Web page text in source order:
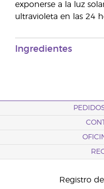
exponerse a la luz
ultravioleta en las 24
Ingredientes
Registro